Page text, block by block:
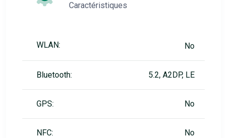
Caractéristiques
WLAN: No
Bluetooth: 5.2, A2DP, LE
GPS: No
NFC: No